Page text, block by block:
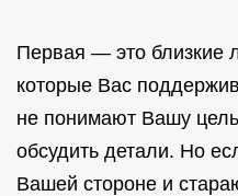
Первая — это близкие
которые Вас
не понимают Вашу
обсудить детали. Но
Вашей стороне и